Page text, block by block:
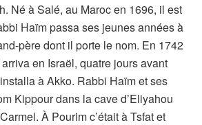
Né à Salé, au Maroc en 1696, il est
Haïm passa ses jeunes années à
père dont il porte le nom. En 1742
en Israël, quatre jours avant
à Akko. Rabbi Haïm et ses
Kippour dans la cave d’Eliyahou
À Pourim c’était à Tsfat et